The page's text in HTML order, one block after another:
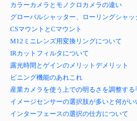
カラーカメラとモノクロカメラの違い
グローバルシャッター、ローリングシャッ
CSマウントとCマウント
M12ミニレンズ用変換リングについて
IRカットフィルタについて
露光時間とゲインのメリットデメリット
ビニング機能のあれこれ
産業カメラを使う上での明るさを調整する
イメージセンサーの選択肢が多いと何がい
インターフェースの選択の仕方について